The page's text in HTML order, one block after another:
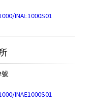
INAE1000S01
號
INAE1000S01